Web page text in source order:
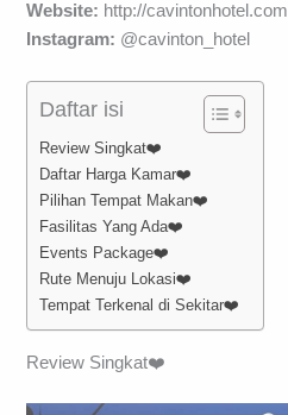
Website: http://cavintonhotel.com
Instagram: @cavinton_hotel
Daftar isi
Review Singkat❤️
Daftar Harga Kamar❤️
Pilihan Tempat Makan❤️
Fasilitas Yang Ada❤️
Events Package❤️
Rute Menuju Lokasi❤️
Tempat Terkenal di Sekitar❤️
Review Singkat❤️